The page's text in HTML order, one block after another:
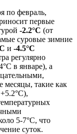
по февраль,
первые
-2.2°C (от
суровые зимние
и -4.5°C
регулярно
в январе), а
месяцы, такие как
5-7°C, что
суток.